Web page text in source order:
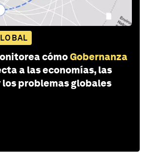
cómoGobernanza
a las economías, las
problemas globales